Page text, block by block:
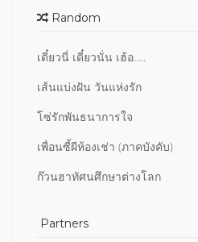
Random
เดี๋ยวนี่ เดี๋ยวนั่น เฮ้อ.....
เส้นแบ่งฝัน วันแห่งรัก
โซ่รักพันธนาการใจ
เพื่อนซี้ผีห้องเช่า (ภาคบังคับ)
ก๊วนฮาทัศนศึกษาต่างโลก
Partners